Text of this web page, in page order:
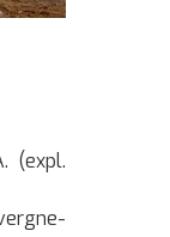
(expl.